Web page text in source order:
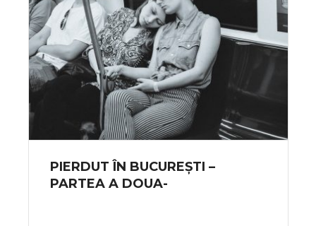
PIERDUT ÎN BUCUREȘTI –
PARTEA A DOUA-